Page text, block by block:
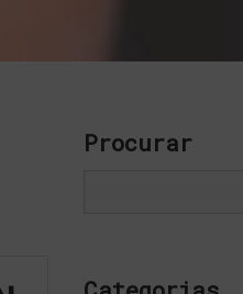
Procurar